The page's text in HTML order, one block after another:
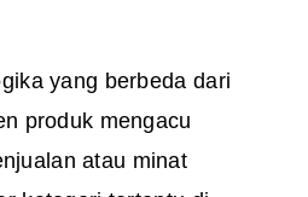
yang berbeda dari
produk mengacu
atau minat